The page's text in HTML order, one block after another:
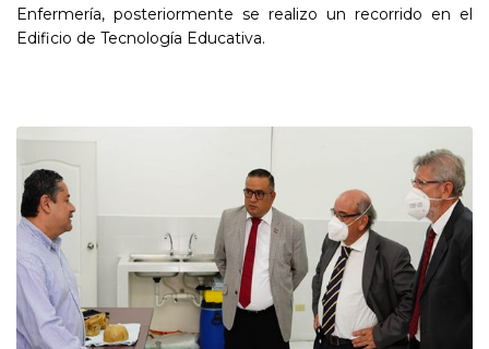
Enfermería, posteriormente se realizo un recorrido en el
Edificio de Tecnología Educativa.